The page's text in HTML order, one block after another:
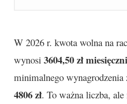
W 2026 r. kwota wolna na
wynosi 3604,50 zł
minimalnego wynagrodzenia
4806 zł. To ważna liczba,